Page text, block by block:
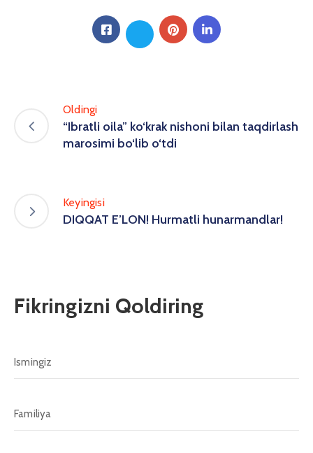
Oldingi
“Ibratli oila” ko‘krak nishoni bilan taqdirlash
marosimi bo‘lib o‘tdi
Keyingisi
DIQQAT E’LON! Hurmatli hunarmandlar!
Fikringizni Qoldiring